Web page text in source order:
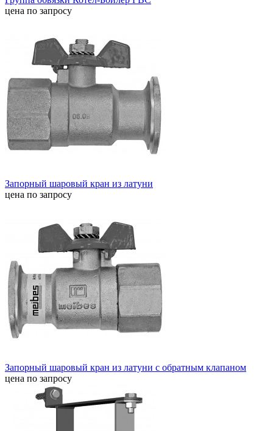
цена по запросу
Запорный шаровый кран из латуни
цена по запросу
Запорный шаровый кран из латуни с обратным клапаном
цена по запросу